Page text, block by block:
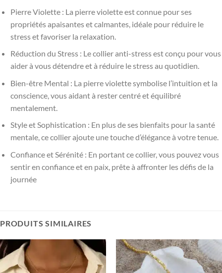
Pierre Violette : La pierre violette est connue pour ses
propriétés apaisantes et calmantes, idéale pour réduire le
stress et favoriser la relaxation.
Réduction du Stress : Le collier anti-stress est conçu pour vous
aider à vous détendre et à réduire le stress au quotidien.
Bien-être Mental : La pierre violette symbolise l’intuition et la
conscience, vous aidant à rester centré et équilibré
mentalement.
Style et Sophistication : En plus de ses bienfaits pour la santé
mentale, ce collier ajoute une touche d’élégance à votre tenue.
Confiance et Sérénité : En portant ce collier, vous pouvez vous
sentir en confiance et en paix, prête à affronter les défis de la
journée
PRODUITS SIMILAIRES